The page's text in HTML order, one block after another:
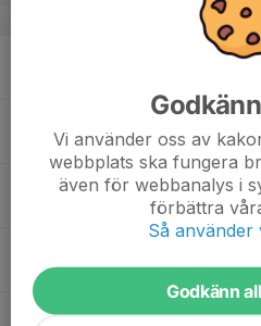
v.29
Vi använder oss av
webbplats ska fungera
även för webbanalys i
förbättra
Så använder
Godkänn